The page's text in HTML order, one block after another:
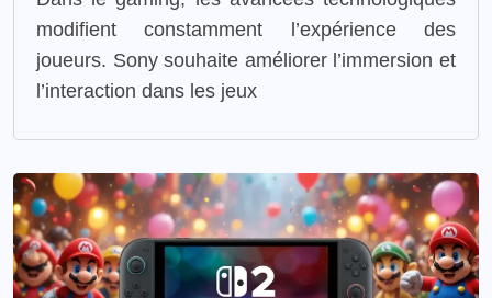
modifient constamment l’expérience des
joueurs. Sony souhaite améliorer l’immersion et
l’interaction dans les jeux